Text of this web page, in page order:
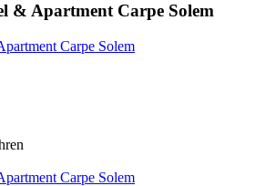
& Apartment Carpe Solem
Carpe Solem
Carpe Solem